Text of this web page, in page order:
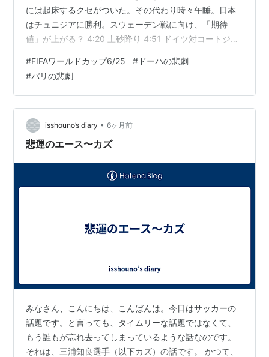
には起床するクセがついた。その代わり時々午睡。日本
はチュニジアに勝利。スウェーデン戦に向け、「期待
値」が上がる？ 4:20 土砂降り 4:51 ドイツ対コートジボ
かにもドイツ？ 12:51 チュニジア対日本 15:03 勝って円
陣を組む。いまさらながら森安さんはドーハの悲劇
（1993/10/28）を忘れない！？ちなみに同じ年には、フ
ランスが最終戦（欧州予選）90分でブルガリアに１対２
とされ、本大会に出場できなかった（「パリ…
#FIFAワールドカップ6/25 # ドーハの悲劇
#パリの悲劇
isshouno’s diary • 6ヶ月前
悲運のエース〜カズ
みなさん、こんにちは、こんばんは。今日はサッカーの
話題です。と言っても、タイムリーな話題ではなくて、
もう誰もが忘れ去ってしまっているような話なのです。
それは、三浦知良選手（以下カズ）の話です。 かつて、